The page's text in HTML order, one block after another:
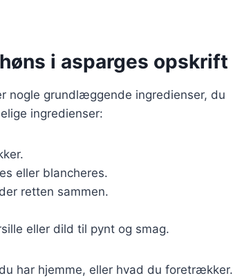
i asparges opskrift
nogle grundlæggende ingredienser, du
ingredienser:
eller blancheres.
retten sammen.
eller dild til pynt og smag.
har hjemme, eller hvad du foretrækker.